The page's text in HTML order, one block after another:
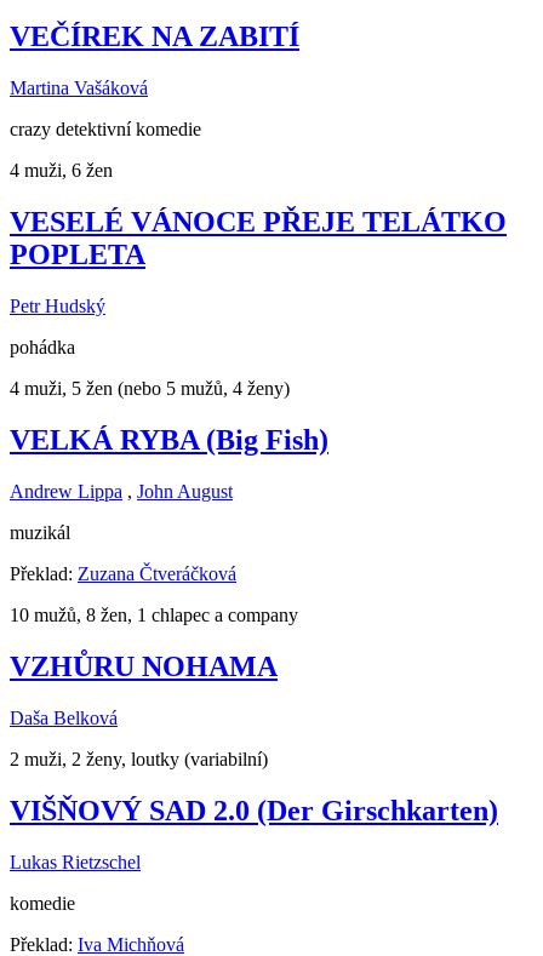
VEČÍREK NA ZABITÍ
Martina Vašáková
crazy detektivní komedie
4 muži, 6 žen
VESELÉ VÁNOCE PŘEJE TELÁTKO
POPLETA
Petr Hudský
pohádka
4 muži, 5 žen (nebo 5 mužů, 4 ženy)
VELKÁ RYBA (Big Fish)
Andrew Lippa , John August
muzikál
Překlad: Zuzana Čtveráčková
10 mužů, 8 žen, 1 chlapec a company
VZHŮRU NOHAMA
Daša Belková
2 muži, 2 ženy, loutky (variabilní)
VIŠŇOVÝ SAD 2.0 (Der Girschkarten)
Lukas Rietzschel
komedie
Překlad: Iva Michňová